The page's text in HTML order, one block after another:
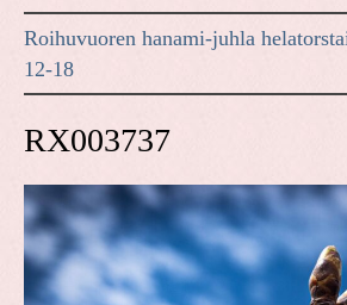
Roihuvuoren hanami-juhla
12-18
RX003737